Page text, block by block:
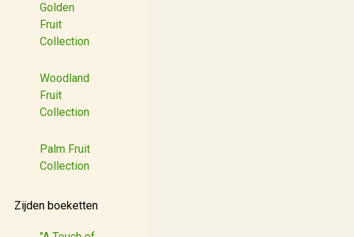
Golden
Fruit
Collection
Woodland
Fruit
Collection
Palm Fruit
Collection
Zijden boeketten